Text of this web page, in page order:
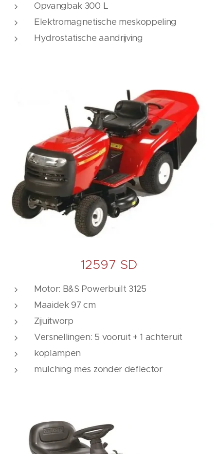
Opvangbak 300 L
Elektromagnetische meskoppeling
Hydrostatische aandrijving
12597 SD
Motor: B&S Powerbuilt 3125
Maaidek 97 cm
Zijuitworp
Versnellingen: 5 vooruit + 1 achteruit
koplampen
mulching mes zonder deflector